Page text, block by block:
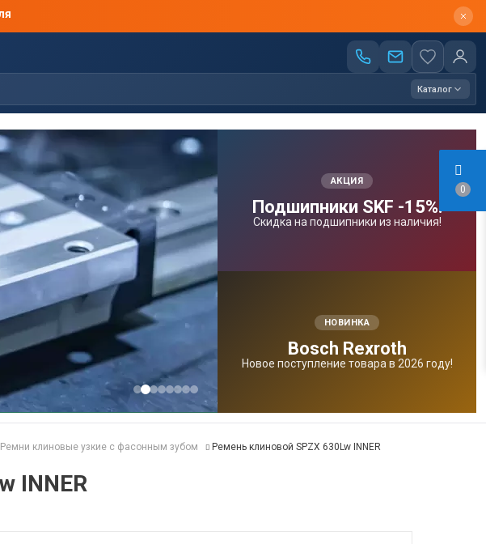
0
Каталог
АКЦИЯ
Подшипники SKF -15%!
Скидка на подшипники из наличия!
НОВИНКА
Bosсh Rexroth
Новое поступление товара в 2026 году!
Ремни клиновые узкие с фасонным зубом Ремень клиновой SPZX 630Lw INNER
INNER